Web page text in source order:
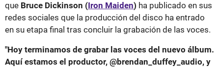
que Bruce Dickinson (Iron Maiden) ha publicado en sus
redes sociales que la producción del disco ha entrado
en su etapa final tras concluir la grabación de las voces.
"Hoy terminamos de grabar las voces del nuevo álbum.
Aquí estamos el productor, @brendan_duffey_audio, y